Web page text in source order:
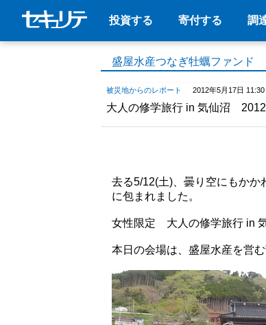
投資する 寄付する 調
盛屋水産つなぎ牡蠣ファンド
被災地からのレポート 2012年5月17日 11:30
大人の修学旅行 in 気仙沼
去る5/12(土)、曇り空にもか
に包まれました。
女性限定 大人の修学旅行 in
本日の会場は、盛屋水産を営